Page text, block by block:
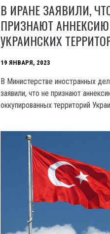
В ИРАНЕ ЗАЯВИЛИ,
ПРИЗНАЮТ АННЕКСИЮ
УКРАИНСКИХ
19 ЯНВАРЯ, 2023
В Министерстве иностранных
заявили, что не признают
оккупированных территорий